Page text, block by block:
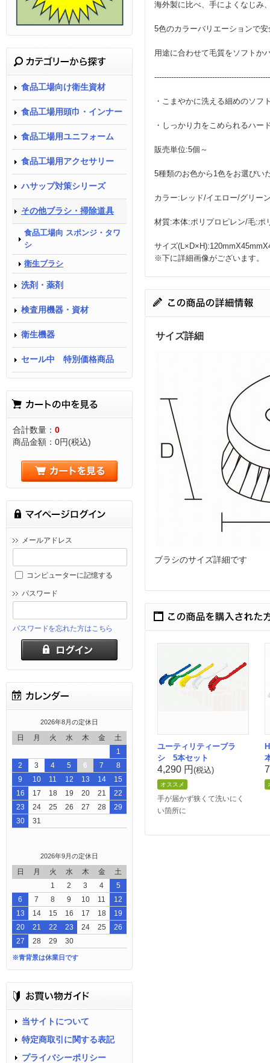
食品工場向け衛生資材
食品工場用頭巾・インナー
食品工場用ユニフォーム
食品工場用アクセサリー
ハサップ対策シリーズ
その他ブラシ・掃除道具
食品工場向 スポンジ・タワ
シ
衛生ブラシ
洗剤・薬剤
検査用機器・資材
衛生機器
セール中 特別価格商品
合計数量： 0
商品金額： 0円(税込)
メールアドレス
コンピューターに記憶する
パスワード
パスワードを忘れた方はこちら
2026年8月の定休日
日 月 火 水 木 金
土
1
2
3 4 5 6 7
8
9
10 11 12 13 14
15
16
17 18 19 20 21
22
23
24 25 26 27 28
29
30
31
2026年9月の定休日
日 月 火 水 木 金
土
1
2 3 4
5
6
7 8 9 10 11
12
13
14 15 16 17 18
19
20
21 22 23 24 25
26
27
28 29 30
※青背景は休業日です
当サイトについて
特定商取引に関する表記
プライバシーポリシー
海外製に比べ、手によくなじみ
5色のカラーバリエーションで
用途に合わせて毛質をソフトか
・こまやかに洗える細めのソフ
・しっかり力をこめられるハー
販売単位:5個～
5種類のお色から1色をお選びい
カラー:レッド/イエロー/グリー
材質:本体:ポリプロピレン/毛:ポ
サイズ
※下に詳細画像がございます。
サイズ詳細
ブラシのサイズ詳細です
ユーティリティーブラ
シ 5本セット
4,290 円 (税込)
オススメ
手が届かず狭くて洗いにく
い箇所に